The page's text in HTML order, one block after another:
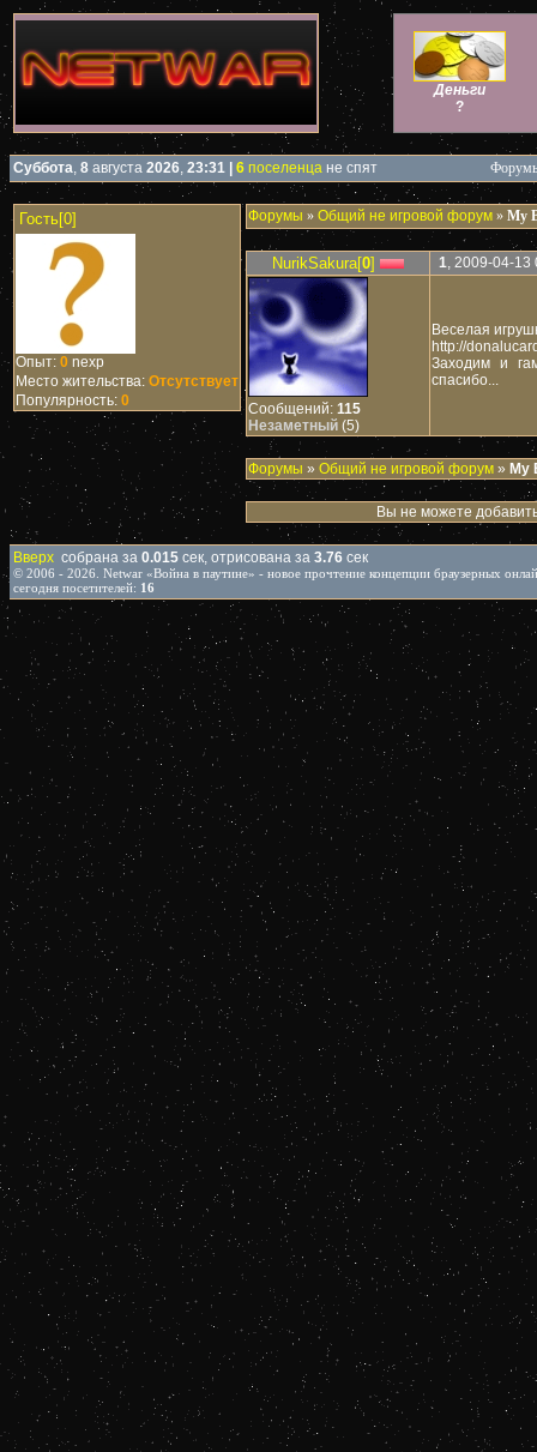
Деньги
?
Суббота, 8 августа 2026, 23:31 6 поселенца не спят
Гость[0]
Опыт: 0 nexp
Место жительства: Отсутствует
Популярность: 0
Форумы » Общий не игровой форум » My
NurikSakura[0] 1, 2009-04-13
Сообщений: 115
Незаметный (5)
Веселая
http://
Заходим и
спасибо...
Форумы » Общий не игровой форум » My
Вы не можете
Вверх собрана за 0.015 сек, отрисована за 3.76 сек
© 2006 - 2026. Netwar «Война в паутине» - новое прочтение концепции браузерных
сегодня посетителей: 16